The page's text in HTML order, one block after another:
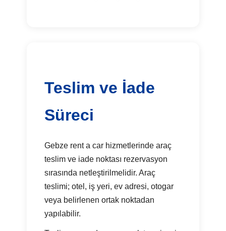
Teslim ve İade
Süreci
Gebze rent a car hizmetlerinde araç
teslim ve iade noktası rezervasyon
sırasında netleştirilmelidir. Araç
teslimi; otel, iş yeri, ev adresi, otogar
veya belirlenen ortak noktadan
yapılabilir.